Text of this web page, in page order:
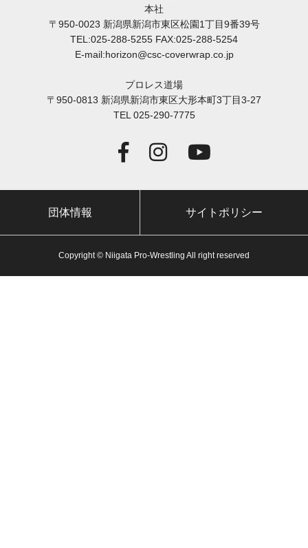
本社
〒950-0023 新潟県新潟市東区松園1丁目9番39号
TEL:025-288-5255 FAX:025-288-5254
E-mail:horizon@csc-coverwrap.co.jp
プロレス道場
〒950-0813 新潟県新潟市東区大形本町3丁目3-27
TEL 025-290-7775
団体情報 サイトポリシー
Copyright © Niigata Pro-Wrestling All right reserved